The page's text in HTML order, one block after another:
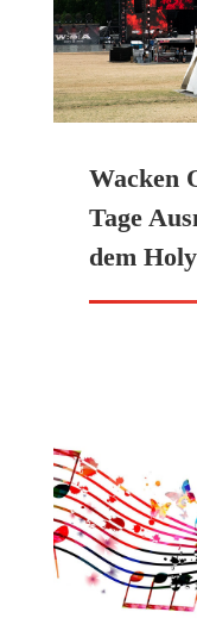
Wacken
Tage
dem